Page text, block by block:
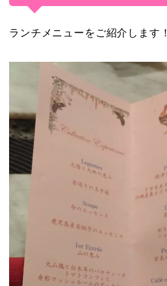
ランチメニューをご紹介します！